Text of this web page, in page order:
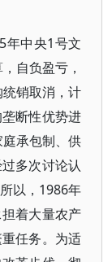
年中央1号文
自负盈亏，
销取消，计
断性优势进
承包制、供
多次讨论认
以，1986年
着大量农产
任务。为适